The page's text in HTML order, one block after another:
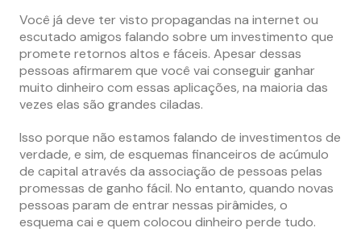
Você já deve ter visto propagandas na internet ou
escutado amigos falando sobre um investimento que
promete retornos altos e fáceis. Apesar dessas
pessoas afirmarem que você vai conseguir ganhar
muito dinheiro com essas aplicações, na maioria das
vezes elas são grandes ciladas.
Isso porque não estamos falando de investimentos de
verdade, e sim, de esquemas financeiros de acúmulo
de capital através da associação de pessoas pelas
promessas de ganho fácil. No entanto, quando novas
pessoas param de entrar nessas pirâmides, o
esquema cai e quem colocou dinheiro perde tudo.